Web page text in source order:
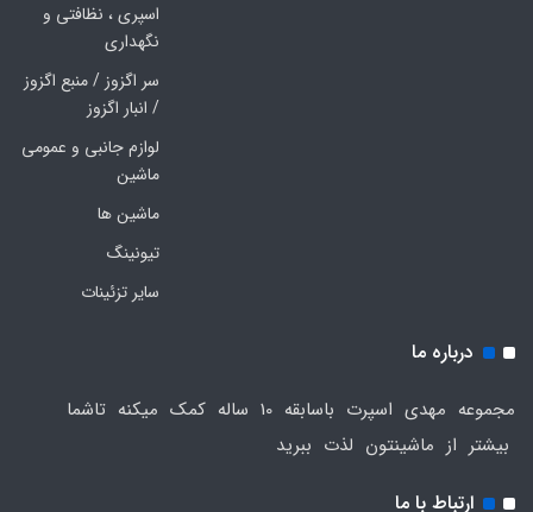
اسپری ، نظافتی و
نگهداری
سر اگزوز / منبع اگزوز
/ انبار اگزوز
لوازم جانبی و عمومی
ماشین
ماشین ها
تیونینگ
سایر تزئینات
درباره ما
مجموعه مهدی اسپرت باسابقه 10 ساله کمک میکنه تاشما
بیشتر از ماشینتون لذت ببرید
ارتباط با ما